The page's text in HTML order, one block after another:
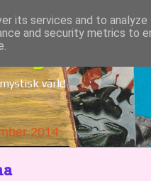
värld
2014
its services and to
and security metrics to